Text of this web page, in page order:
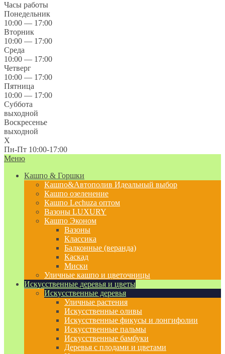
Часы работы
Понедельник
10:00 — 17:00
Вторник
10:00 — 17:00
Среда
10:00 — 17:00
Четверг
10:00 — 17:00
Пятница
10:00 — 17:00
Суббота
выходной
Воскресенье
выходной
X
Пн-Пт 10:00-17:00
Меню
Кашпо & Горшки
Кашпо&Автополив Идеальный выбор
Кашпо озеленение
Кашпо Lechuza оптом
Вазоны LUXURY
Кашпо Эконом
Вазоны
Классика
Балконные (веранда)
Каскад
Миски
Уличные кашпо и цветочницы
Искусственные деревья и цветы
Искусственные деревья
Уличные растения
Искусственные оливы
Искусственные фикусы и лонгифолии
Искусственные пальмы
Искусственные бамбуки
Деревья с плодами и цветами